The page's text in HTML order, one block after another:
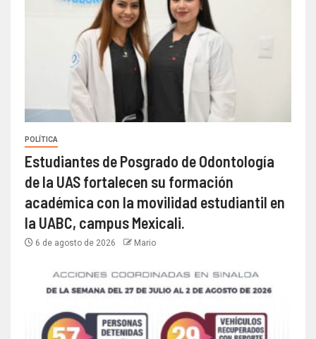
POLÍTICA
Estudiantes de Posgrado de Odontología
de la UAS fortalecen su formación
académica con la movilidad estudiantil en
la UABC, campus Mexicali.
6 de agosto de 2026 Mario